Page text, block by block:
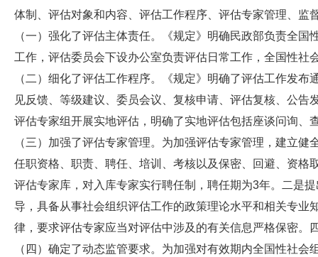
体制、评估对象和内容、评估工作程序、评估专家管理、监
（一）强化了评估主体责任。《规定》明确民政部负责全
工作，评估委员会下设办公室负责评估日常工作，全国性社
（二）细化了评估工作程序。《规定》明确了评估工作发
见反馈、等级建议、委员会议、复核申请、评估复核、公
评估专家组开展实地评估，明确了实地评估包括座谈问询、
（三）加强了评估专家管理。为加强评估专家管理，建立
任职资格、职责、聘任、培训、考核以及保密、回避、资
评估专家库，对入库专家实行聘任制，聘任期为3年。二是
导，具备从事社会组织评估工作的政策理论水平和相关专
律，要求评估专家应当对评估中涉及的有关信息严格保密
（四）确定了动态监管要求。为加强对有效期内全国性社